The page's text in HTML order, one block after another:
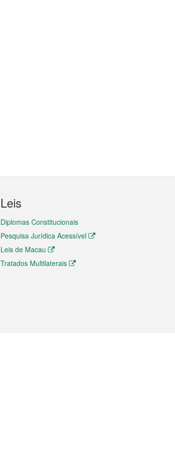
Leis
Diplomas Constitucionais
Pesquisa Jurídica Acessível
Leis de Macau
Tratados Multilaterais